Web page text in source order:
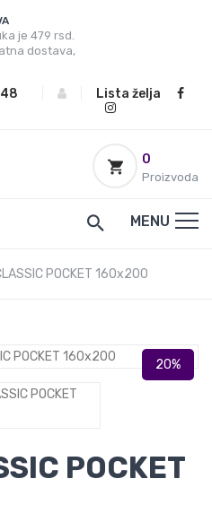
je 479 rsd.
dostava,
Lista želja
0
Proizvoda
MENU
POCKET 160x200
POCKET